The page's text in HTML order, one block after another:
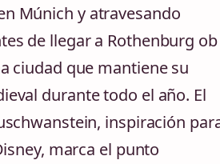
Múnich y atravesando
de llegar a Rothenburg ob
ciudad que mantiene su
durante todo el año. El
inspiración
marca el punto